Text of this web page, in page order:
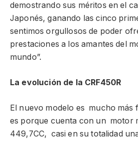
demostrando sus méritos en el
Japonés, ganando las cinco
sentimos orgullosos de poder
prestaciones a los amantes del
mundo”.
La evolución de la CRF450R
El nuevo modelo es mucho más
es porque cuenta con un motor
449,7CC, casi en su totalidad